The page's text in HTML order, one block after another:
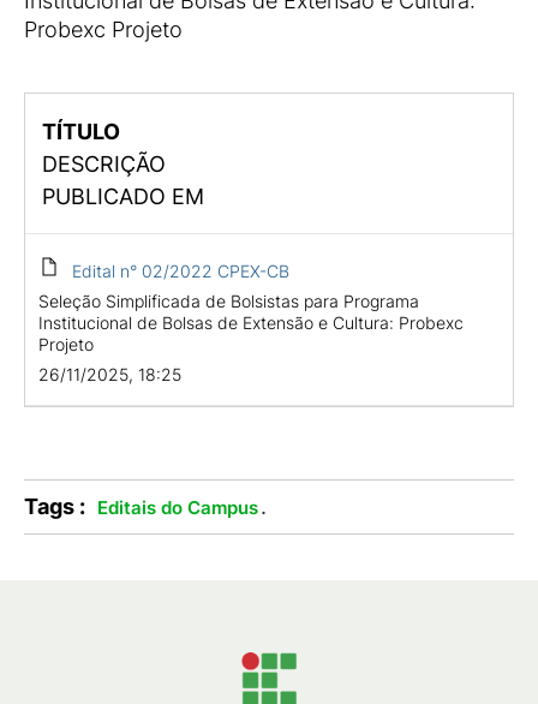
Probexc Projeto
TÍTULO
DESCRIÇÃO
PUBLICADO EM
Edital n° 02/2022 CPEX-CB
Seleção Simplificada de Bolsistas para Programa
Institucional de Bolsas de Extensão e Cultura: Probexc
Projeto
26/11/2025, 18:25
Tags : Editais do Campus.